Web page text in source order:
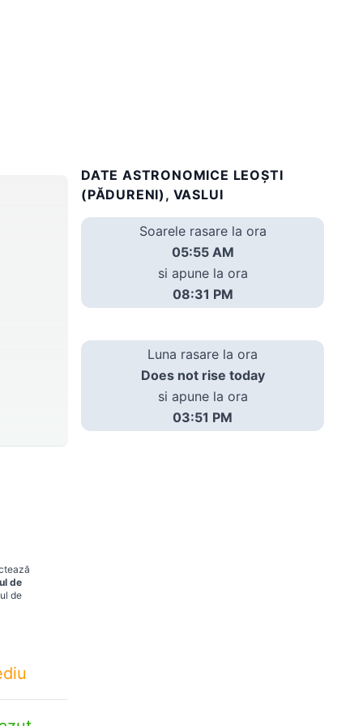
de
de
DATE ASTRONOMICE LEOŞTI
(PĂDURENI), VASLUI
Soarele rasare la ora
05:55 AM
si apune la ora
08:31 PM
Luna rasare la ora
Does not rise today
si apune la ora
03:51 PM